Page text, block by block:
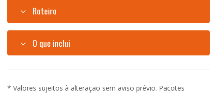
Roteiro
O que inclui
* Valores sujeitos à alteração sem aviso prévio. Pacotes